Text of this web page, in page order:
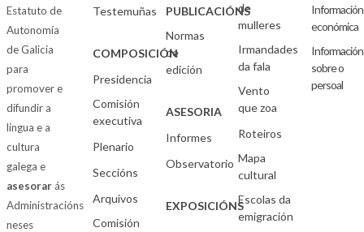
Estatuto de
Autonomía
de Galicia
para
promover e
difundir a
lingua e a
cultura
galega e
asesorarás
Administracións
neses
Testemuñas
COMPOSICIÓN
Presidencia
Comisión
executiva
Plenario
Seccións
Arquivos
Comisión
PUBLICACIÓNS
Normas
de
edición
ASESORIA
Informes
Observatorio
EXPOSICIÓNS
de
mulleres
Irmandades
da fala
Vento
que zoa
Roteiros
Mapa
cultural
Escolas da
emigración
Información
económica
Información
sobre o
persoal